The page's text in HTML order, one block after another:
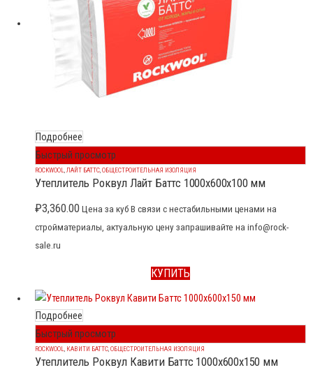
Подробнее
Быстрый просмотр
ROCKWOOL ЛАЙТ БАТТС ОБЩЕСТРОИТЕЛЬНАЯ ИЗОЛЯЦИЯ
Утеплитель Роквул Лайт Баттс 1000x600x100 мм
₽3,360.00 Цена за куб В связи с нестабильными ценами на
стройматериалы, актуальную цену запрашивайте на info@rock-
sale.ru
КУПИТЬ
Подробнее
Быстрый просмотр
ROCKWOOL, КАВИТИ БАТТС,ОБЩЕСТРОИТЕЛЬНАЯ ИЗОЛЯЦИЯ
Утеплитель Роквул Кавити Баттс 1000x600x150 мм